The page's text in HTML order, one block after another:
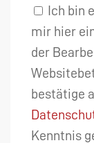
Ich bin
mir hier
der
bestätige
Kenntnis